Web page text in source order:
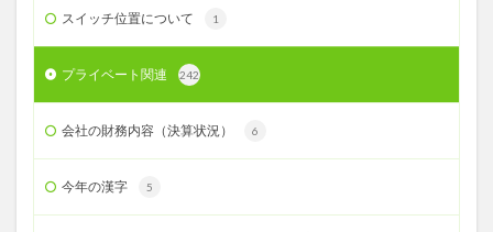
スイッチ位置について 1
プライベート関連 242
会社の財務内容（決算状況） 6
今年の漢字 5